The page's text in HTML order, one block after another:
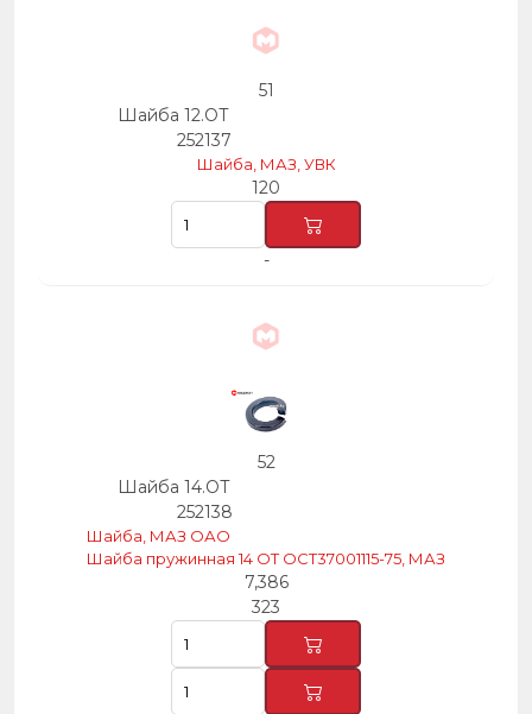
51
Шайба 12.ОТ
252137
Шайба, МАЗ, УВК
120
-
52
Шайба 14.ОТ
252138
Шайба, МАЗ ОАО
Шайба пружинная 14 ОТ ОСТ37001115-75, МАЗ
7,386
323